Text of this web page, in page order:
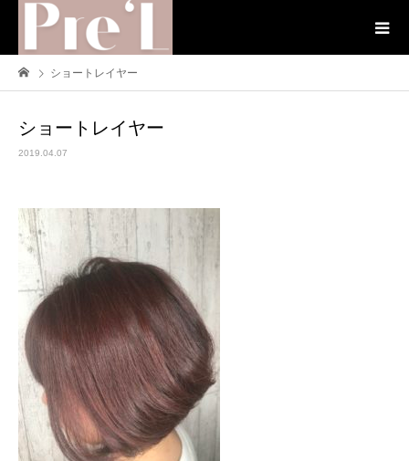
ショートレイヤー
ショートレイヤー
2019.04.07